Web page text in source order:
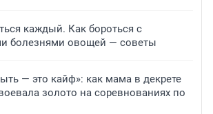
каждый. Как бороться с
болезнями овощей — советы
— это кайф»: как мама в декрете
золото на соревнованиях по